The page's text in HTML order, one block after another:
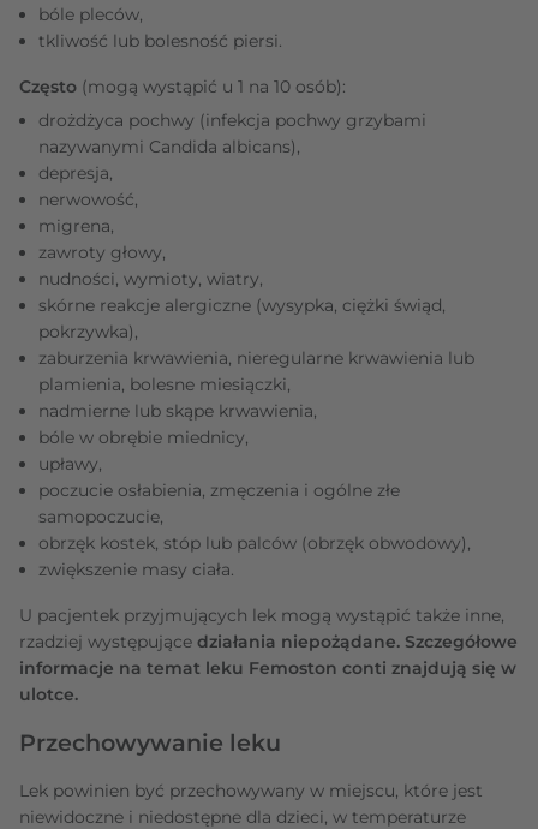
bóle pleców,
tkliwość lub bolesność piersi.
Często (mogą wystąpić u 1 na 10 osób):
drożdżyca pochwy (infekcja pochwy grzybami
nazywanymi Candida albicans),
depresja,
nerwowość,
migrena,
zawroty głowy,
nudności, wymioty, wiatry,
skórne reakcje alergiczne (wysypka, ciężki świąd,
pokrzywka),
zaburzenia krwawienia, nieregularne krwawienia lub
plamienia, bolesne miesiączki,
nadmierne lub skąpe krwawienia,
bóle w obrębie miednicy,
upławy,
poczucie osłabienia, zmęczenia i ogólne złe
samopoczucie,
obrzęk kostek, stóp lub palców (obrzęk obwodowy),
zwiększenie masy ciała.
U pacjentek przyjmujących lek mogą wystąpić także inne,
rzadziej występujące działania niepożądane. Szczegółowe
informacje na temat leku Femoston conti znajdują się w
ulotce.
Przechowywanie leku
Lek powinien być przechowywany w miejscu, które jest
niewidoczne i niedostępne dla dzieci, w temperaturze